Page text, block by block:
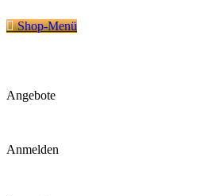
Shop-Menü
Angebote
Anmelden